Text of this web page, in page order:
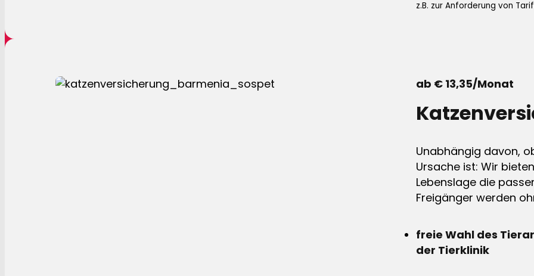
z.B. zur Anforderung von
ab € 13,35/Monat
Unabhängig davon,
Ursache ist: Wir
Lebenslage die
Freigänger werden
freie Wahl des
der Tierklinik